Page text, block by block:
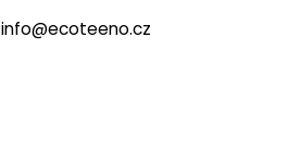
info@ecoteeno.cz